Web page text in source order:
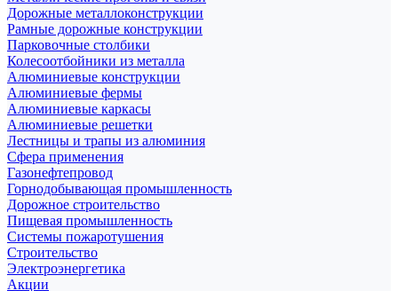
Дорожные металлоконструкции
Рамные дорожные конструкции
Парковочные столбики
Колесоотбойники из металла
Алюминиевые конструкции
Алюминиевые фермы
Алюминиевые каркасы
Алюминиевые решетки
Лестницы и трапы из алюминия
Сфера применения
Газонефтепровод
Горнодобывающая промышленность
Дорожное строительство
Пищевая промышленность
Системы пожаротушения
Строительство
Электроэнергетика
Акции